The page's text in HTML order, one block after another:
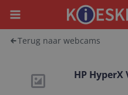
Menu
Terug naar webcams
HP HyperX